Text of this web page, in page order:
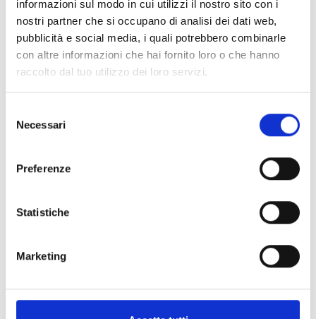
informazioni sul modo in cui utilizzi il nostro sito con i
nostri partner che si occupano di analisi dei dati web,
pubblicità e social media, i quali potrebbero combinarle
con altre informazioni che hai fornito loro o che hanno
raccolto dal tuo utilizzo dei loro servizi.
delNecessari
Preferenze
Statistiche
Marketing
Scarica InimTech Security
Scarica versione Android
bottone